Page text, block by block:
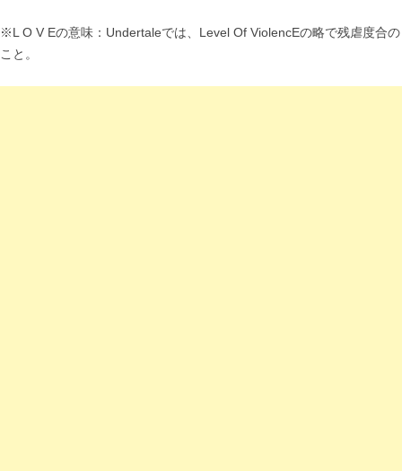
※L O V Eの意味：Undertaleでは、Level Of ViolencEの略で残虐度合の
こと。